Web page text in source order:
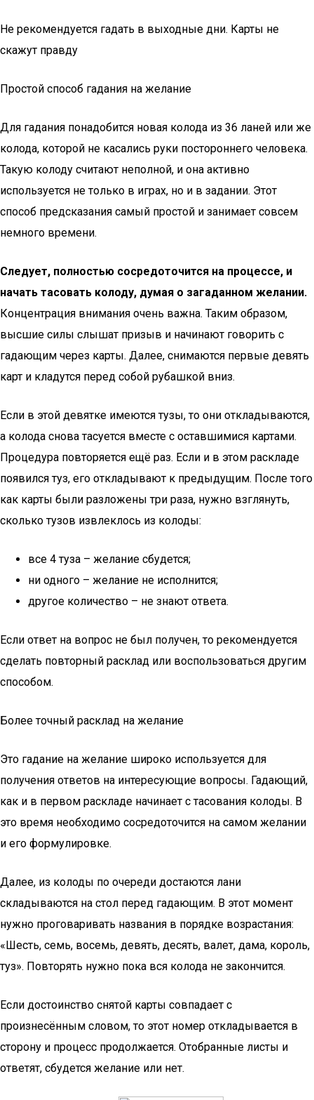
Не рекомендуется гадать в выходные дни. Карты не
скажут правду
Простой способ гадания на желание
Для гадания понадобится новая колода из 36 ланей или же
колода, которой не касались руки постороннего человека.
Такую колоду считают неполной, и она активно
используется не только в играх, но и в задании. Этот
способ предсказания самый простой и занимает совсем
немного времени.
Следует, полностью сосредоточится на процессе, и
начать тасовать колоду, думая о загаданном желании.
Концентрация внимания очень важна. Таким образом,
высшие силы слышат призыв и начинают говорить с
гадающим через карты. Далее, снимаются первые девять
карт и кладутся перед собой рубашкой вниз.
Если в этой девятке имеются тузы, то они откладываются,
а колода снова тасуется вместе с оставшимися картами.
Процедура повторяется ещё раз. Если и в этом раскладе
появился туз, его откладывают к предыдущим. После того
как карты были разложены три раза, нужно взглянуть,
сколько тузов извлеклось из колоды:
все 4 туза – желание сбудется;
ни одного – желание не исполнится;
другое количество – не знают ответа.
Если ответ на вопрос не был получен, то рекомендуется
сделать повторный расклад или воспользоваться другим
способом.
Более точный расклад на желание
Это гадание на желание широко используется для
получения ответов на интересующие вопросы. Гадающий,
как и в первом раскладе начинает с тасования колоды. В
это время необходимо сосредоточится на самом желании
и его формулировке.
Далее, из колоды по очереди достаются лани
складываются на стол перед гадающим. В этот момент
нужно проговаривать названия в порядке возрастания:
«Шесть, семь, восемь, девять, десять, валет, дама, король,
туз». Повторять нужно пока вся колода не закончится.
Если достоинство снятой карты совпадает с
произнесённым словом, то этот номер откладывается в
сторону и процесс продолжается. Отобранные листы и
ответят, сбудется желание или нет.